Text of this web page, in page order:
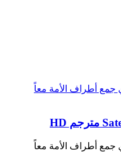
جمع أطراف الأمة معاً
جمع أطراف الأمة معاً